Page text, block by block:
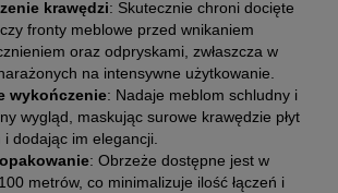
krawędzi: Skutecznie chroni docięte
czy fronty meblowe przed wnikaniem
oraz odpryskami, zwłaszcza w
na intensywne użytkowanie.
wykończenie: Nadaje meblom schludny i
wygląd, maskując surowe krawędzie płyt
dodając im elegancji.
: Obrzeże dostępne jest w
metrów, co minimalizuje ilość łączeń i